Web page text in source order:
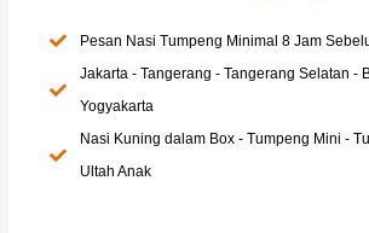
Pesan Nasi Tumpeng Minimal 8 Jam
Jakarta - Tangerang - Tangerang Selatan -
Yogyakarta
Nasi Kuning dalam Box - Tumpeng Mini -
Ultah Anak